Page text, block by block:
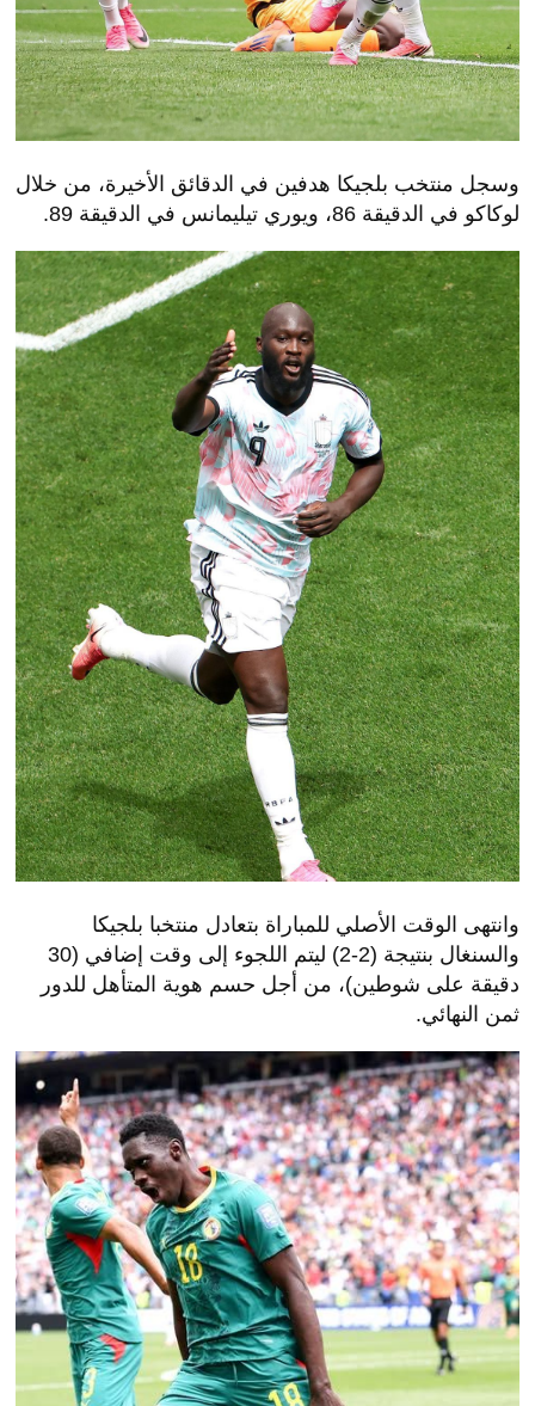
وسجل منتخب بلجيكا هدفين في الدقائق الأخيرة، من خلال
لوكاكو في الدقيقة 86، ويوري تيليمانس في الدقيقة 89.
وانتهى الوقت الأصلي للمباراة بتعادل منتخبا بلجيكا
والسنغال بنتيجة (2-2) ليتم اللجوء إلى وقت إضافي (30
دقيقة على شوطين)، من أجل حسم هوية المتأهل للدور
ثمن النهائي.